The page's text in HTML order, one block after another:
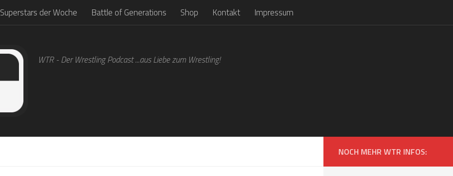
Superstars der Woche Battle of Generations Shop Kontakt Impressum
WTR - Der Wrestling Podcast ...aus Liebe zum Wrestling!
NOCH MEHR WTR INFOS: